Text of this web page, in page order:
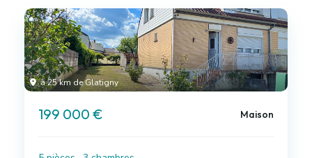
à 25 km de Glatigny
199 000 € Maison